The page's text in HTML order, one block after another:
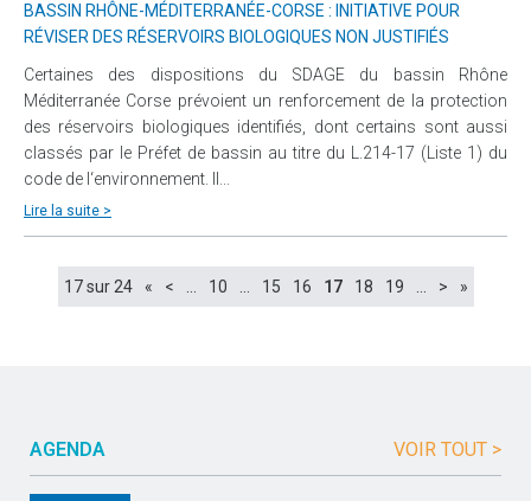
BASSIN RHÔNE-MÉDITERRANÉE-CORSE : INITIATIVE POUR
RÉVISER DES RÉSERVOIRS BIOLOGIQUES NON JUSTIFIÉS
Certaines des dispositions du SDAGE du bassin Rhône
Méditerranée Corse prévoient un renforcement de la protection
des réservoirs biologiques identifiés, dont certains sont aussi
classés par le Préfet de bassin au titre du L.214-17 (Liste 1) du
code de l‘environnement. Il...
Lire la suite >
17 sur 24 « < 10 15 16 17 18 19 > »
AGENDA VOIR TOUT >